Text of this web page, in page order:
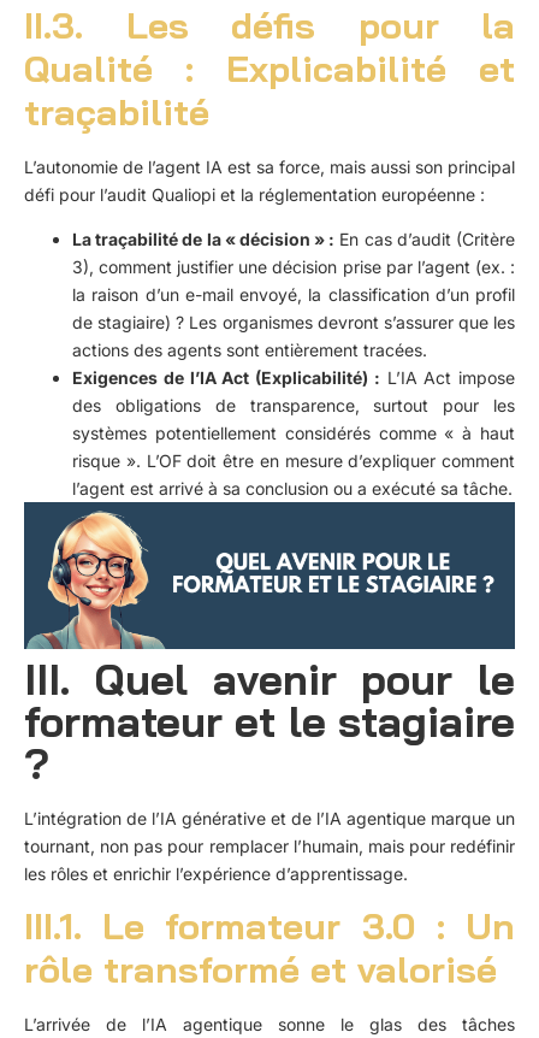
II.3. Les défis pour la
Qualité : Explicabilité et
traçabilité
L’autonomie de l’agent IA est sa force, mais aussi son principal
défi pour l’audit Qualiopi et la réglementation européenne :
La traçabilité de la « décision » : En cas d’audit (Critère
3), comment justifier une décision prise par l’agent (ex. :
la raison d’un e-mail envoyé, la classification d’un profil
de stagiaire) ? Les organismes devront s’assurer que les
actions des agents sont entièrement tracées.
Exigences de l’IA Act (Explicabilité) : L’IA Act impose
des obligations de transparence, surtout pour les
systèmes potentiellement considérés comme « à haut
risque ». L’OF doit être en mesure d’expliquer comment
l’agent est arrivé à sa conclusion ou a exécuté sa tâche.
III. Quel avenir pour le
formateur et le stagiaire
?
L’intégration de l’IA générative et de l’IA agentique marque un
tournant, non pas pour remplacer l’humain, mais pour redéfinir
les rôles et enrichir l’expérience d’apprentissage.
III.1. Le formateur 3.0 : Un
rôle transformé et valorisé
L’arrivée de l’IA agentique sonne le glas des tâches